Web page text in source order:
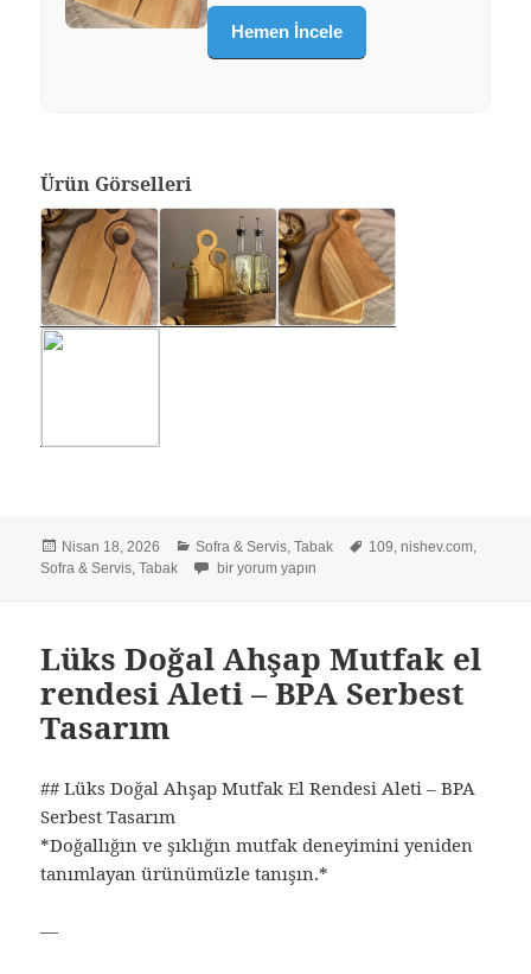
Hemen İncele
Ürün Görselleri
Yayın
tarihi
Nisan 18, 2026 Kategoriler
Sofra & Servis,Tabak Etiketler
109,nishev.com,
Sofra & Servis,Tabak İnce Dokunuşlu Ahşap Analı Kızlı Sunum Tahtası
bir yorum yapın
Lüks Doğal Ahşap Mutfak el
rendesi Aleti – BPA Serbest
Tasarım
## Lüks Doğal Ahşap Mutfak El Rendesi Aleti – BPA
Serbest Tasarım
*Doğallığın ve şıklığın mutfak deneyimini yeniden
tanımlayan ürünümüzle tanışın.*
—